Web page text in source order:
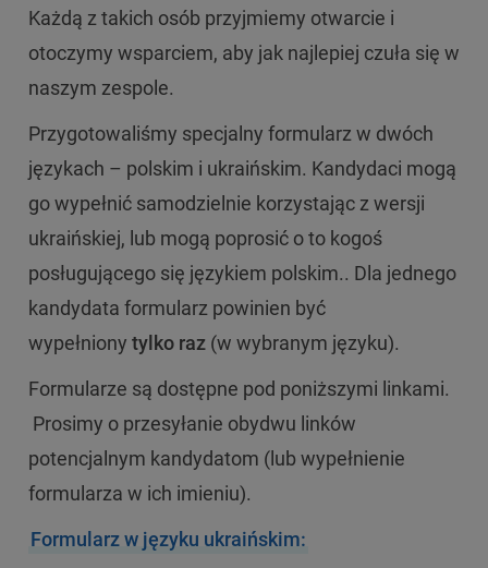
Każdą z takich osób przyjmiemy otwarcie i
otoczymy wsparciem, aby jak najlepiej czuła się w
naszym zespole.
Przygotowaliśmy specjalny formularz w dwóch
językach – polskim i ukraińskim. Kandydaci mogą
go wypełnić samodzielnie korzystając z wersji
ukraińskiej, lub mogą poprosić o to kogoś
posługującego się językiem polskim.. Dla jednego
kandydata formularz powinien być
wypełniony tylko raz (w wybranym języku).
Formularze są dostępne pod poniższymi linkami.
Prosimy o przesyłanie obydwu linków
potencjalnym kandydatom (lub wypełnienie
formularza w ich imieniu).
Formularz w języku ukraińskim: